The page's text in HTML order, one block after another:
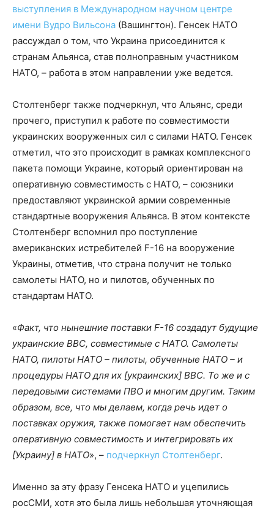
выступления в Международном научном центре
имени Вудро Вильсона (Вашингтон). Генсек НАТО
рассуждал о том, что Украина присоединится к
странам Альянса, став полноправным участником
НАТО, – работа в этом направлении уже ведется.
Столтенберг также подчеркнул, что Альянс, среди
прочего, приступил к работе по совместимости
украинских вооруженных сил с силами НАТО. Генсек
отметил, что это происходит в рамках комплексного
пакета помощи Украине, который ориентирован на
оперативную совместимость с НАТО, – союзники
предоставляют украинской армии современные
стандартные вооружения Альянса. В этом контексте
Столтенберг вспомнил про поступление
американских истребителей F-16 на вооружение
Украины, отметив, что страна получит не только
самолеты НАТО, но и пилотов, обученных по
стандартам НАТО.
«Факт, что нынешние поставки F-16 создадут будущие
украинские ВВС, совместимые с НАТО. Самолеты
НАТО, пилоты НАТО – пилоты, обученные НАТО – и
процедуры НАТО для их [украинских] ВВС. То же и с
передовыми системами ПВО и многим другим. Таким
образом, все, что мы делаем, когда речь идет о
поставках оружия, также помогает нам обеспечить
оперативную совместимость и интегрировать их
[Украину] в НАТО», – подчеркнул Столтенберг.
Именно за эту фразу Генсека НАТО и уцепились
росСМИ, хотя это была лишь небольшая уточняющая